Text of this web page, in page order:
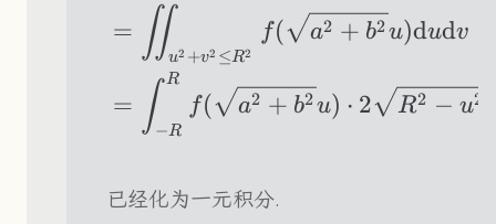
= ∬u2 +v2 ≤R2
f ( a2 + b2u)dudv
= ∫−R
R
f ( a2 + b2u) ⋅ 2 R2 − u2
已经化为一元积分.